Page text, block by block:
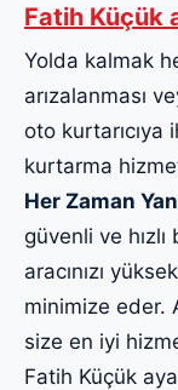
Fatih Küçük
Yolda kalmak
arızalanması
oto kurtarıcıya
kurtarma
Her Zaman
güvenli ve
aracınızı
minimize eder.
size en iyi
Fatih Küçük